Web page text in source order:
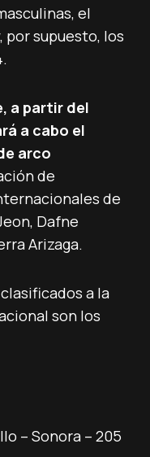
el
por supuesto, los
a partir del
a cabo el
arco
de
de
Dafne
Arizaga.
a la
son los
– Sonora – 205